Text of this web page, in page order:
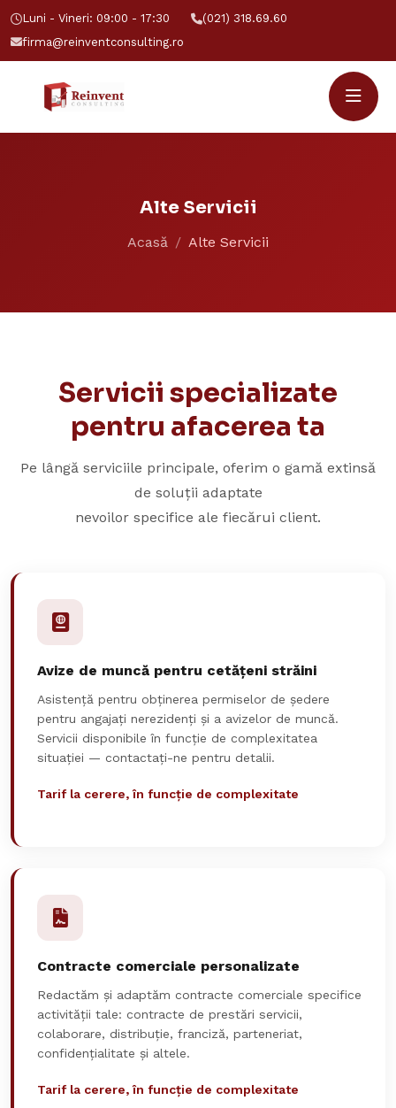
Luni - Vineri: 09:00 - 17:30
(021) 318.69.60
firma@reinventconsulting.ro
Alte Servicii
Acasă Alte Servicii
Servicii specializate
pentru afacerea ta
Pe lângă serviciile principale, oferim o gamă extinsă
de soluții adaptate
nevoilor specifice ale fiecărui client.
Avize de muncă pentru cetățeni străini
Asistență pentru obținerea permiselor de ședere
pentru angajați nerezidenți și a avizelor de muncă.
Servicii disponibile în funcție de complexitatea
situației — contactați-ne pentru detalii.
Tarif la cerere, în funcție de complexitate
Contracte comerciale personalizate
Redactăm și adaptăm contracte comerciale specifice
activității tale: contracte de prestări servicii,
colaborare, distribuție, franciză, parteneriat,
confidențialitate și altele.
Tarif la cerere, în funcție de complexitate